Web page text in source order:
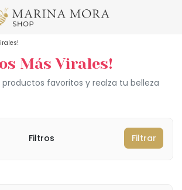
Más Virales!
favoritos y realza tu belleza
Filtros Filtrar